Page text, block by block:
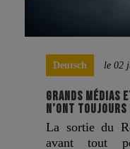
Deutsch le 02
GRANDS MÉDIAS
N’ONT
La sortie du
avant tout